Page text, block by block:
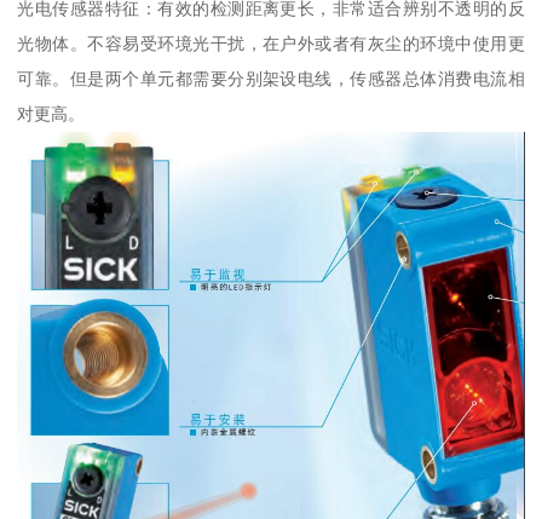
光电传感器特征：有效的检测距离更长，非常适合辨别不透明的反
光物体。不容易受环境光干扰，在户外或者有灰尘的环境中使用更
可靠。但是两个单元都需要分别架设电线，传感器总体消费电流相
对更高。